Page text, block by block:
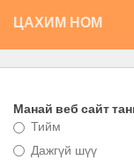
ЦАХИМ НОМ
Манай веб сайт
Тийм
Дажгүй шүү